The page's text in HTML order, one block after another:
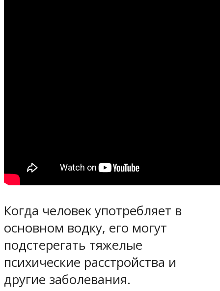
Когда человек употребляет в
основном водку, его могут
подстерегать тяжелые
психические расстройства и
другие заболевания.